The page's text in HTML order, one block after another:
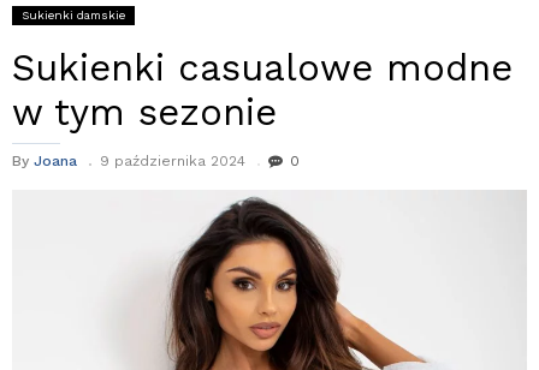
Sukienki damskie
Sukienki casualowe modne
w tym sezonie
By Joana 9 października 2024 0